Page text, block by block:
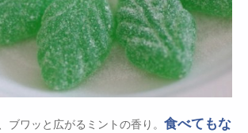
ブワッと広がるミントの香り。 食べてもな